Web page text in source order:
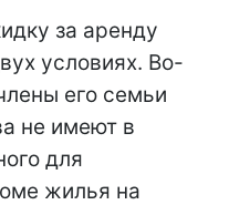
за аренду
условиях. Во-
его семьи
не имеют в
для
жилья на